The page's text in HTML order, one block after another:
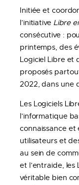
Initiée et
l’initiative Libre
consécutive :
printemps, des
Logiciel Libre et
proposés
2022, dans une
Les Logiciels
l’informatique
connaissance et
utilisateurs et
au sein de
et l’entraide, les
véritable bien